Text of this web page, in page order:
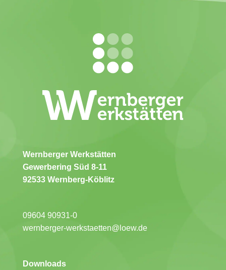
Wernberger Werkstätten
Gewerbering Süd 8-11
92533 Wernberg-Köblitz
09604 90931-0
wernberger-werkstaetten@loew.de
Downloads